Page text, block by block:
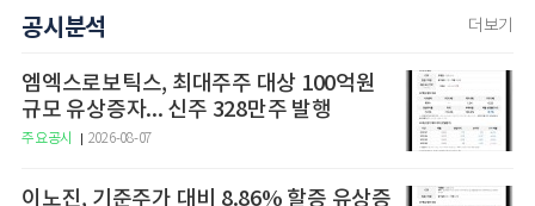
공시분석 더보기
엠엑스로보틱스, 최대주주 대상 100억원
규모 유상증자... 신주 328만주 발행
주요공시 2026-08-07
이노진, 기준주가 대비 8.86% 할증 유상증